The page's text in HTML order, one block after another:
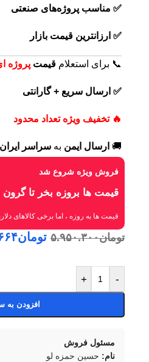
✅ مناسب پروژه‌های صنعتی
✅ ارزانترین قیمت بازار
📞 برای استعلام قیمت پروژه
✅ ارسال سریع + گارانتی
🔥 تخفیف ویژه تعداد محدود
🚚 ارسال ایمن به سراسر ایران
فروش ویژه شروع شد
قیمت ها بروزه بخر تا
قیمت ها به روزه ، اما برخی کالاهای
تومان۵.۹۵۰.۳۰۰ تومان
-
+
افزودن به
مسئول فروش
نام: حسین حمزه لو